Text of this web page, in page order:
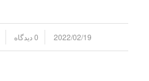
2022/02/19
/ 0 دیدگاه